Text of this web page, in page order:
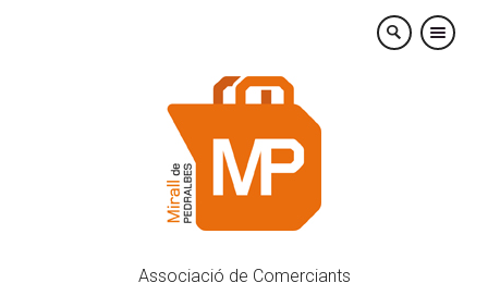
×
Associació de Comerciants